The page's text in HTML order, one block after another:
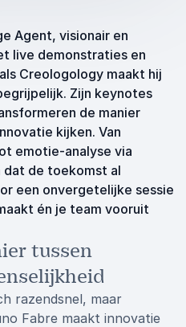
Agent, visionair en
live demonstraties en
Creologology maakt hij
Zijn keynotes
de manier
kijken. Van
emotie-analyse via
dat de toekomst al
een onvergetelijke sessie
én je team vooruit
tussen
razendsnel, maar
Fabre maakt innovatie